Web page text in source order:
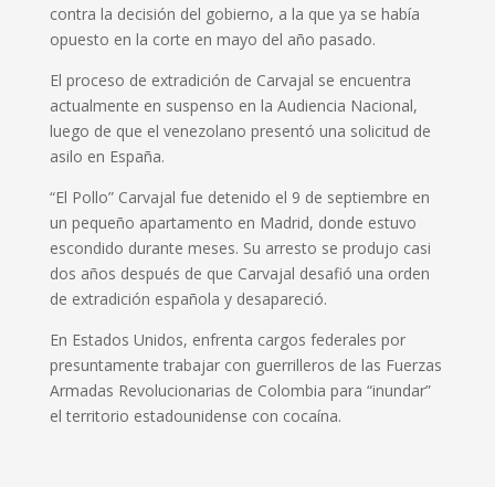
contra la decisión del gobierno, a la que ya se había
opuesto en la corte en mayo del año pasado.
El proceso de extradición de Carvajal se encuentra
actualmente en suspenso en la Audiencia Nacional,
luego de que el venezolano presentó una solicitud de
asilo en España.
“El Pollo” Carvajal fue detenido el 9 de septiembre en
un pequeño apartamento en Madrid, donde estuvo
escondido durante meses. Su arresto se produjo casi
dos años después de que Carvajal desafió una orden
de extradición española y desapareció.
En Estados Unidos, enfrenta cargos federales por
presuntamente trabajar con guerrilleros de las Fuerzas
Armadas Revolucionarias de Colombia para “inundar”
el territorio estadounidense con cocaína.